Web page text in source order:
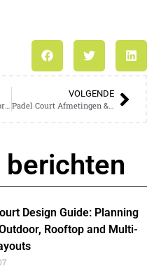
De ultieme gids 2026 voor installatie en onderhoud van Padel Court
VOLGENDE
Padel Court Afmetingen & Ruimtevereisten: De 2026 Expert Guide
berichten
Design Guide: Planning
Rooftop and Multi-